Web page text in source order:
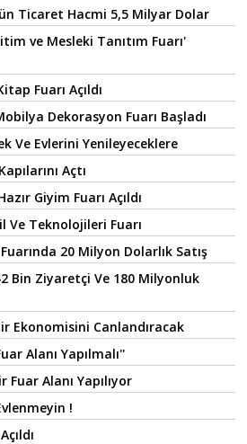
Ticaret Hacmi 5,5 Milyar Dolar
ve Mesleki Tanıtım Fuarı'
Fuarı Açıldı
Dekorasyon Fuarı Başladı
Ve Evlerini Yenileyeceklere
Açtı
Giyim Fuarı Açıldı
Ve Teknolojileri Fuarı
20 Milyon Dolarlık Satış
Bin Ziyaretçi Ve 180 Milyonluk
Ekonomisini Canlandıracak
Alanı Yapılmalı''
Fuar Alanı Yapılıyor
!